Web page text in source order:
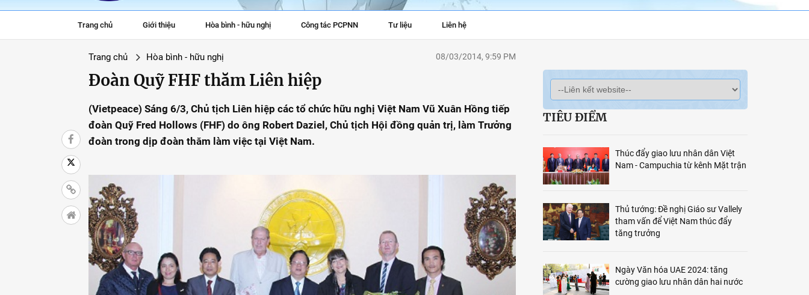
Trang chủ Giới thiệu Hòa bình - hữu nghị Công tác PCPNN Tư liệu Liên hệ
Trang chủ Hòa bình - hữu nghị 08/03/2014, 9:59 PM
Đoàn Quỹ FHF thăm Liên hiệp
(Vietpeace) Sáng 6/3, Chủ tịch Liên hiệp các tổ chức hữu nghị Việt Nam Vũ Xuân Hồng tiếp
đoàn Quỹ Fred Hollows (FHF) do ông Robert Daziel, Chủ tịch Hội đồng quản trị, làm Trưởng
đoàn trong dịp đoàn thăm làm việc tại Việt Nam.
TIÊU ĐIỂM
Thúc đẩy giao lưu nhân dân Việt
Nam - Campuchia từ kênh Mặt trận
Thủ tướng: Đề nghị Giáo sư Vallely
tham vấn để Việt Nam thúc đẩy
tăng trưởng
Ngày Văn hóa UAE 2024: tăng
cường giao lưu nhân dân hai nước